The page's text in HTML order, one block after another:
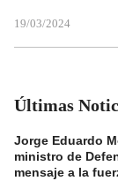
19/03/2024
Últimas
Jorge Eduardo
ministro de
mensaje a la